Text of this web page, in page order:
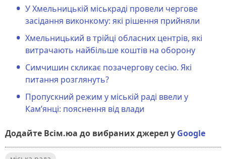
У Хмельницькій міськраді провели чергове
засідання виконкому: які рішення прийняли
Хмельницький в трійці обласних центрів, які
витрачають найбільше коштів на оборону
Симчишин скликає позачергову сесію. Які
питання розглянуть?
Пропускний режим у міській раді ввели у
Кам’янці: пояснення від влади
Додайте Всім.юа до вибраних джерел у Google